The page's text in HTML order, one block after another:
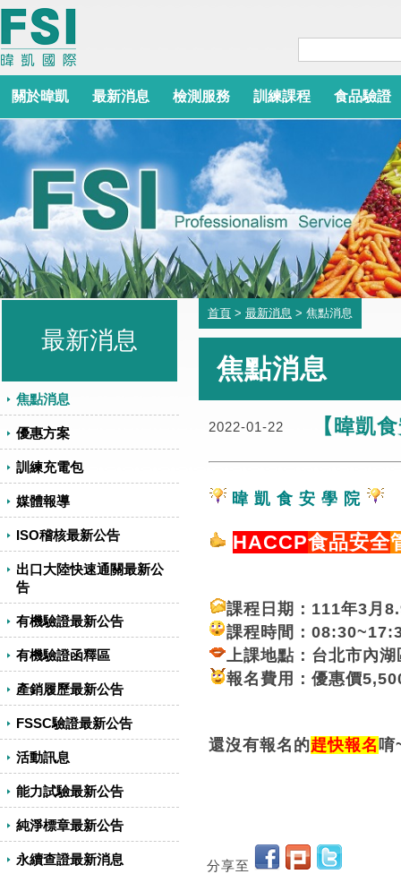
關於暐凱 最新消息 檢測服務 訓練課程 食品驗證
最新消息
焦點消息
優惠方案
訓練充電包
媒體報導
ISO稽核最新公告
出口大陸快速通關最新公
告
有機驗證最新公告
有機驗證函釋區
產銷履歷最新公告
FSSC驗證最新公告
活動訊息
能力試驗最新公告
純淨標章最新公告
永續查證最新消息
首頁 > 最新消息 > 焦點消息
焦點消息
2022-01-22 【暐凱
暐 凱 食 安 學 院
HACCP食品安全
課程日期：111年3月
課程時間：
上課地點：台北市內
報名費用：優惠價
還沒有報名的趕快報名唷
分享至